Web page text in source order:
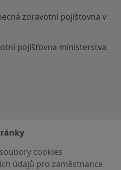
zdravotní pojišťovna v
pojišťovna ministerstva
cookies
údajů pro zaměstnance